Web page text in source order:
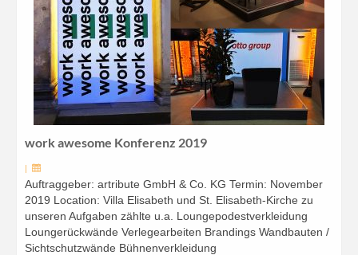
work awesome Konferenz 2019
|
Auftraggeber: artribute GmbH & Co. KG Termin: November
2019 Location: Villa Elisabeth und St. Elisabeth-Kirche zu
unseren Aufgaben zählte u.a. Loungepodestverkleidung
Loungerückwände Verlegearbeiten Brandings Wandbauten /
Sichtschutzwände Bühnenverkleidung